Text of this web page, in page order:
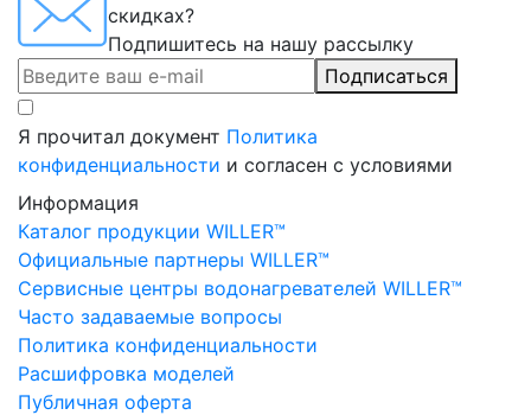
скидках?
Подпишитесь на нашу рассылку
Подписаться
Я прочитал документ Политика
конфиденциальности и согласен с условиями
Информация
Каталог продукции WILLER™
Официальные партнеры WILLER™
Сервисные центры водонагревателей WILLER™
Часто задаваемые вопросы
Политика конфиденциальности
Расшифровка моделей
Публичная оферта